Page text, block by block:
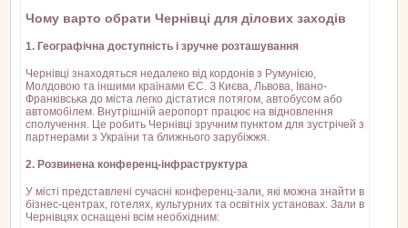
Чому варто обрати Чернівці для ділових заходів
1. Географічна доступність і зручне розташування
Чернівці знаходяться недалеко від кордонів з Румунією,
Молдовою та іншими країнами ЄС. З Києва, Львова, Івано-
Франківська до міста легко дістатися потягом, автобусом або
автомобілем. Внутрішній аеропорт працює на відновлення
сполучення. Це робить Чернівці зручним пунктом для зустрічей з
партнерами з України та ближнього зарубіжжя.
2. Розвинена конференц-інфраструктура
У місті представлені сучасні конференц-зали, які можна знайти в
бізнес-центрах, готелях, культурних та освітніх установах. Зали в
Чернівцях оснащені всім необхідним: